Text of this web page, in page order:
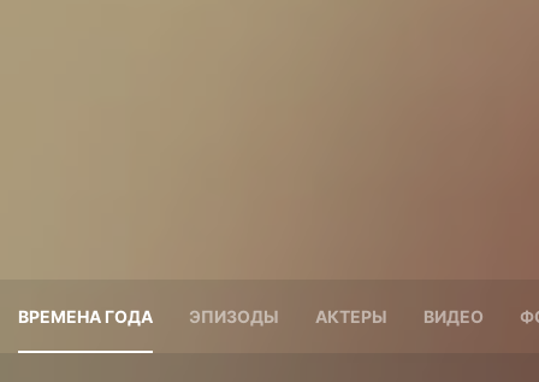
ВРЕМЕНА ГОДА ЭПИЗОДЫ АКТЕРЫ ВИДЕО